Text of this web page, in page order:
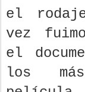
el
vez
el
los